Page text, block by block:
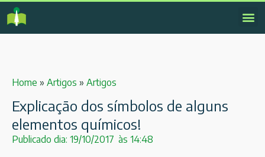
Home » Artigos » Artigos
Explicação dos símbolos de alguns
elementos químicos!
Publicado dia: 19/10/2017 às 14:48